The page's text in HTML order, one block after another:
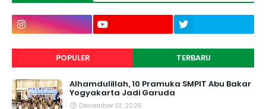
POPULER TERBARU
Alhamdulillah, 10 Pramuka SMPIT Abu Bakar
Yogyakarta Jadi Garuda
December 01, 2025